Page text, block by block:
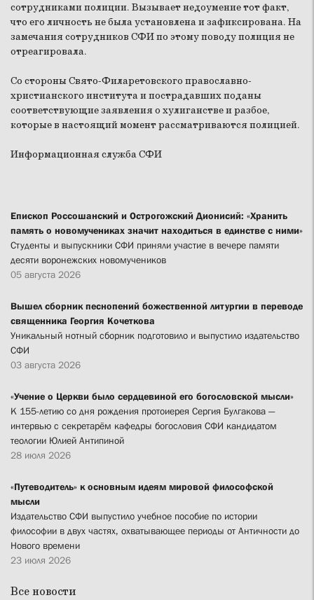
сотрудниками полиции. Вызывает недоумение тот факт,
что его личность не была установлена и зафиксирована. На
замечания сотрудников СФИ по этому поводу полиция не
отреагировала.
Со стороны Свято-Филаретовского православно-
христианского института и пострадавших поданы
соответствующие заявления о хулиганстве и разбое,
которые в настоящий момент рассматриваются полицией.
Информационная служба СФИ
Епископ Россошанский и Острогожский Дионисий: «Хранить
память о новомучениках значит находиться в единстве с ними»
Студенты и выпускники СФИ приняли участие в вечере памяти
десяти воронежских новомучеников
05 августа 2026
Вышел сборник песнопений божественной литургии в переводе
священника Георгия Кочеткова
Уникальный нотный сборник подготовило и выпустило издательство
СФИ
03 августа 2026
«Учение о Церкви было сердцевиной его богословской мысли»
К 155-летию со дня рождения протоиерея Сергия Булгакова —
интервью с секретарём кафедры богословия СФИ кандидатом
теологии Юлией Антипиной
28 июля 2026
«Путеводитель» к основным идеям мировой философской
мысли
Издательство СФИ выпустило учебное пособие по истории
философии в двух частях, охватывающее периоды от Античности до
Нового времени
23 июля 2026
Все новости